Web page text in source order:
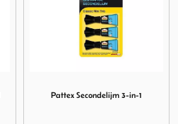
Pattex Secondelijm 3-in-1